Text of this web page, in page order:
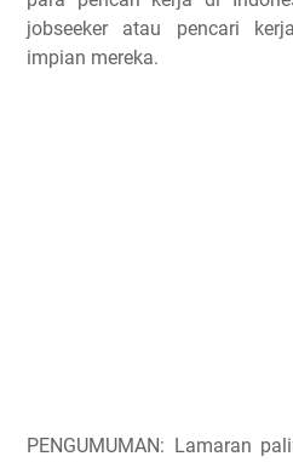
jobseeker atau pencari
impian mereka.
PENGUMUMAN: Lamaran